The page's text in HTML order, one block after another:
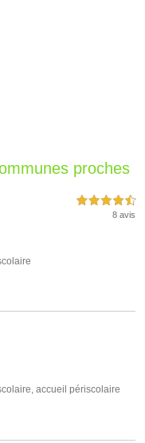
proches
4,5 étoiles sur 5
8 avis
, accueil périscolaire